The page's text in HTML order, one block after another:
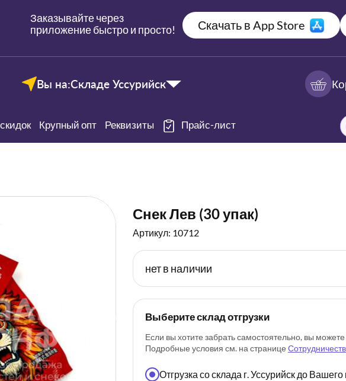
Заказывайте через
приложение быстро и просто!
Скачать в App Store
Вы на:Складе Уссурийск
Крупный опт Реквизиты Прайс-лист
Снек Лев (30 упак)
Артикул: 10712
нет в наличии
Выберите склад отгрузки
Если вы хотите забрать самостоятельно, вы
Подробные условия см. на странице
Отгрузка со склада г. Уссурийск до